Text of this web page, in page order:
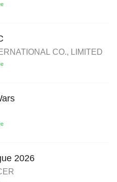
CO., LIMITED
2026